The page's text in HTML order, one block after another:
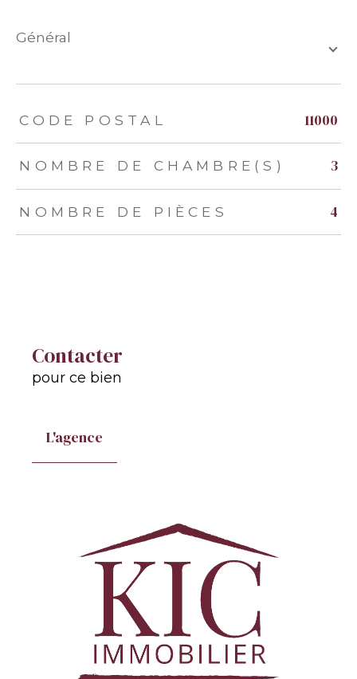
général
TRAD_ZEPHYR_Caracteristique TRAD_ZEPHYR_Valeurs
CODE POSTAL 11000
NOMBRE DE CHAMBRE(S) 3
NOMBRE DE PIÈCES 4
Contacter
pour ce bien
L'agence